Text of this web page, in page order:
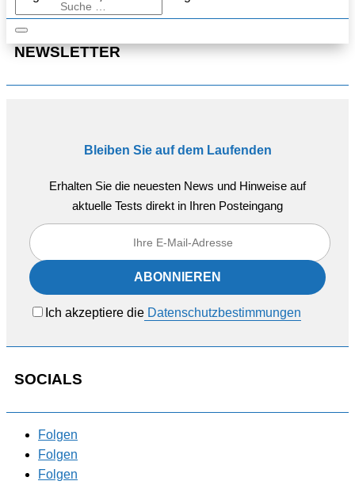
NEWSLETTER
Bleiben Sie auf dem Laufenden
Erhalten Sie die neuesten News und Hinweise auf
aktuelle Tests direkt in Ihren Posteingang
Ich akzeptiere die Datenschutzbestimmungen
SOCIALS
Folgen
Folgen
Folgen